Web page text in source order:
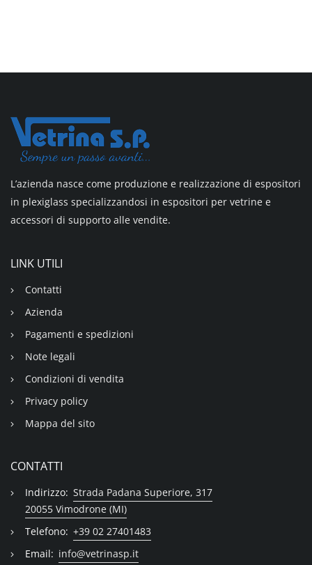
L’azienda nasce come produzione e realizzazione di espositori
in plexiglass specializzandosi in espositori per vetrine e
accessori di supporto alle vendite.
LINK UTILI
Contatti
Azienda
Pagamenti e spedizioni
Note legali
Condizioni di vendita
Privacy policy
Mappa del sito
CONTATTI
Indirizzo: Strada Padana Superiore, 317
20055 Vimodrone (MI)
Telefono: +39 02 27401483
Email: info@vetrinasp.it